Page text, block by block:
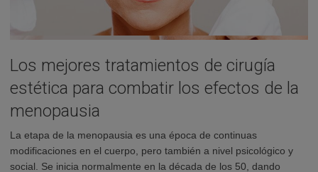
Los mejores tratamientos de cirugía
estética para combatir los efectos de la
menopausia
La etapa de la menopausia es una época de continuas
modificaciones en el cuerpo, pero también a nivel psicológico y
social. Se inicia normalmente en la década de los 50, dando